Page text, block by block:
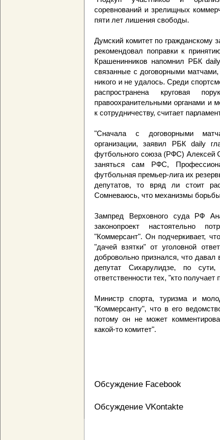
соревнований и зрелищных
пяти лет лишения свободы.
Думский комитет по гражданскому
рекомендовал поправки к
Крашенинников напомнил РБК
связанные с договорными матчами,
никого и не удалось. Среди
распространена круговая
правоохранительными органами и
к сотрудничеству, считает
"Сначала с договорными
организации, заявил РБК daily
футбольного союза (РФС) Алексей
заняться сам РФС,
футбольная премьер-лига их
депутатов, то вряд ли стоит
Сомневаюсь, что механизмы
Зампред Верховного суда РФ
законопроект настоятельно
"Коммерсант". Он подчеркивает,
"дачей взятки" от уголовной
добровольно признался, что
депутат Сихарулидзе, по сути,
ответственности тех, "кто получает
Министр спорта, туризма и
"Коммерсанту", что в его
потому он не может
какой-то комитет".
Обсуждение Facebook
Обсуждение VKontakte